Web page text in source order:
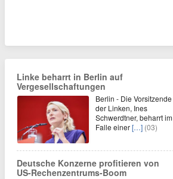
Linke beharrt in Berlin auf
Vergesellschaftungen
Berlin - Die Vorsitzende
der Linken, Ines
Schwerdtner, beharrt im
Falle einer[…] (03)
Deutsche Konzerne profitieren von
US-Rechenzentrums-Boom